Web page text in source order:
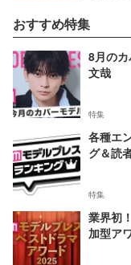
おすすめ特集
8月の
文哉
特集
各種エ
グ＆読
特集
業界初
加型ア